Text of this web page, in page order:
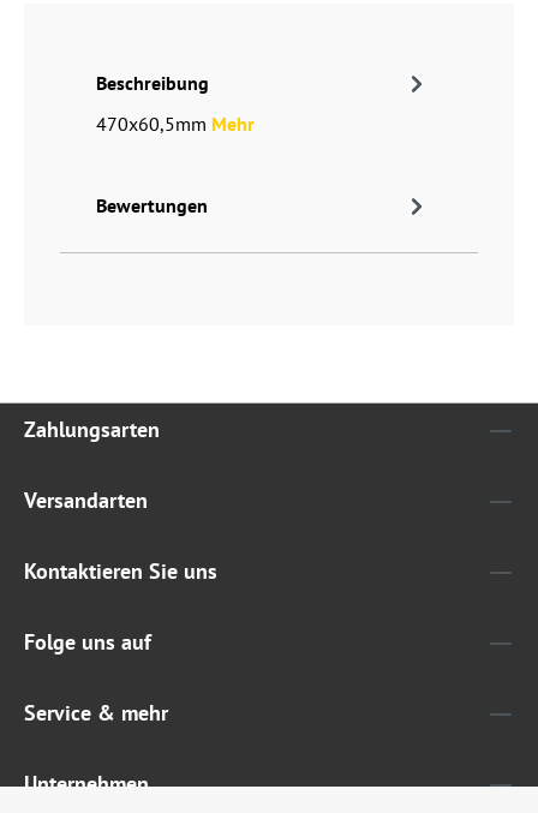
Beschreibung
470x60,5mm Mehr
Bewertungen
Zahlungsarten
Versandarten
Kontaktieren Sie uns
Folge uns auf
Service & mehr
Unternehmen